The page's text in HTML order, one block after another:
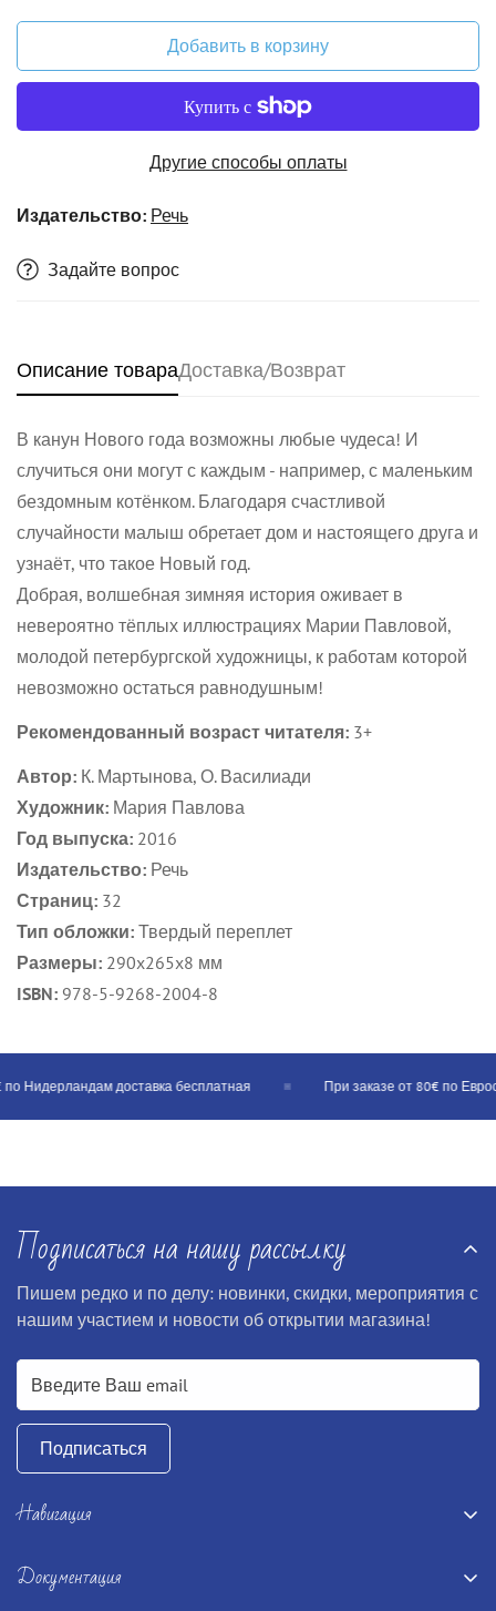
Добавить в корзину
Другие способы оплаты
Издательство: Речь
Задайте вопрос
Описание товараДоставка/Возврат
В канун Нового года возможны любые чудеса! И
случиться они могут с каждым - например, с маленьким
бездомным котёнком. Благодаря счастливой
случайности малыш обретает дом и настоящего друга и
узнаёт, что такое Новый год.
Добрая, волшебная зимняя история оживает в
невероятно тёплых иллюстрациях Марии Павловой,
молодой петербургской художницы, к работам которой
невозможно остаться равнодушным!
Рекомендованный возраст читателя: 3+
Автор: К. Мартынова, О. Василиади
Художник: Мария Павлова
Год выпуска: 2016
Издательство: Речь
Страниц: 32
Тип обложки: Твердый переплет
Размеры: 290x265x8 мм
ISBN: 978-5-9268-2004-8
Нидерландам доставка бесплатная При заказе от 80€ по
Подписаться на нашу рассылку
Пишем редко и по делу: новинки, скидки, мероприятия с
нашим участием и новости об открытии магазина!
Подписаться
Навигация
Книги
Документация
Confirm your age
Are you 18 years old or older?
No, I'm not